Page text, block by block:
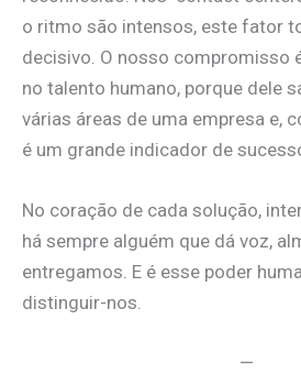
o ritmo são intensos, este fator
decisivo. O nosso compromisso
no talento humano, porque dele
várias áreas de uma empresa e,
é um grande indicador de
No coração de cada solução,
há sempre alguém que dá voz,
entregamos. E é esse poder
distinguir-nos.
—